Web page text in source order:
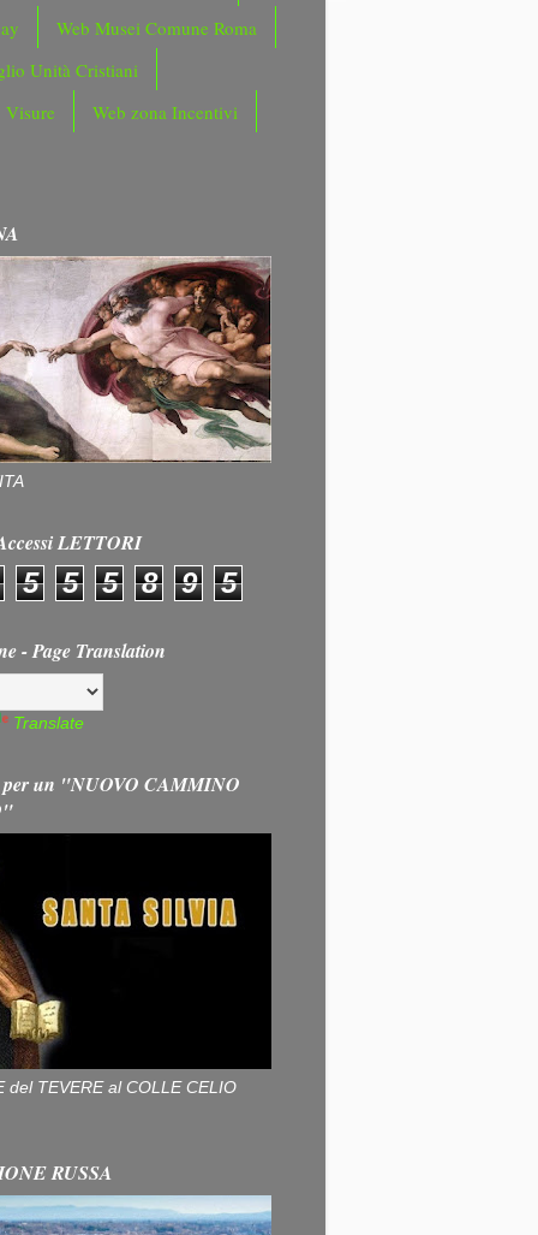
Web Musei Comune Roma
Unità Cristiani
Visure
Web zona Incentivi
LETTORI
5 5 5 8 9 5
- Page Translation
Translate
per un "NUOVO CAMMINO
del TEVERE al COLLE CELIO
RUSSA